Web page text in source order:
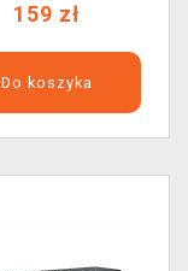
159 zł
Do koszyka